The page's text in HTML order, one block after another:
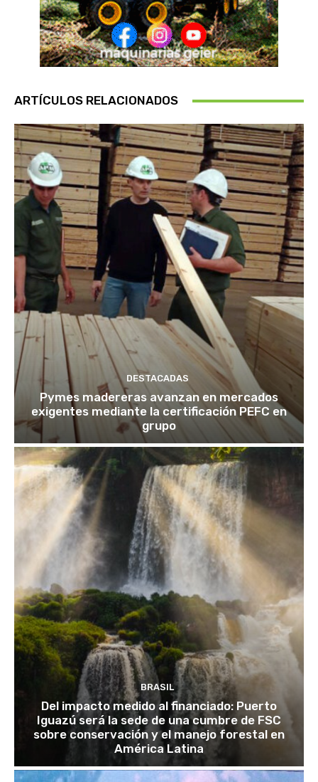
ARTÍCULOS RELACIONADOS
DESTACADAS
Pymes madereras avanzan en mercados
exigentes mediante la certificación PEFC en
grupo
BRASIL
Del impacto medido al financiado: Puerto
Iguazú será la sede de una cumbre de FSC
sobre conservación y el manejo forestal en
América Latina